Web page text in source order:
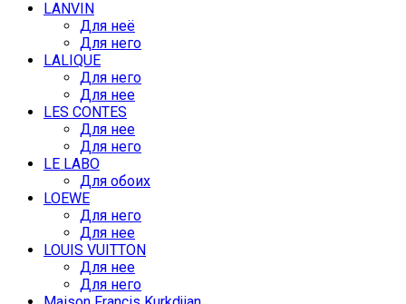
LANVIN
Для неё
Для него
LALIQUE
Для него
Для нее
LES CONTES
Для нее
Для него
LE LABO
Для обоих
LOEWE
Для него
Для нее
LOUIS VUITTON
Для нее
Для него